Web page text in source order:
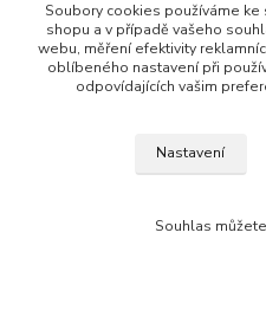
Kontakty
+420 607 583 609
info@cardsworld.cz
Soubory cookies používáme
shopu a v případě vašeho
webu, měření efektivity
oblíbeného nastavení při
odpovídajících vašim
Nastavení
Souhlas